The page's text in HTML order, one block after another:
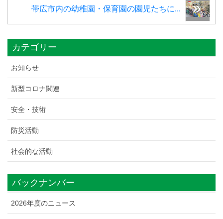
帯広市内の幼稚園・保育園の園児たちに...
カテゴリー
お知らせ
新型コロナ関連
安全・技術
防災活動
社会的な活動
バックナンバー
2026年度のニュース